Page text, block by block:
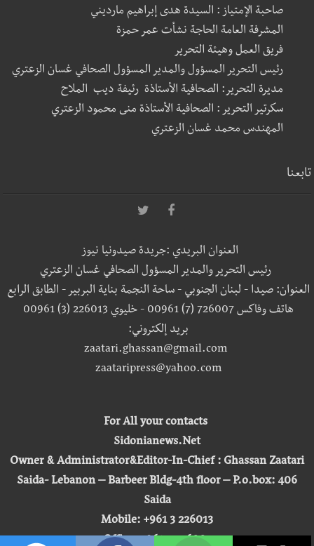
صاحبة الإمتياز : السيدة هدى إبراهيم مارديني
المشرفة العامة الحاجة نشأت عمر حمزة
فريق العمل وهيئة التحرير
رئيس التحرير المسؤول والمدير المسؤول الصحافي غسان الزعتري
مديرة التحرير: الصحافية الأستاذة رئيفة ديب الملاح
سكرتير التحرير : الصحافية الأستاذة منى محمود الزعتري
المهندس محمد غسان الزعتري
تابعنا
العنوان البريدي :جريدة صيدونيا نيوز
رئيس التحرير والمدير المسؤول الصحافي غسان الزعتري
العنوان: صيدا - لبنان الجنوبي - ساحة النجمة بناية البربير - الطابق الرابع
هاتف وفاكس 726007 (7) 00961 - خليوي 226013 (3) 00961
بريد إلكتروني:
zaatari.ghassan@gmail.com
zaataripress@yahoo.com
For All your contacts
Sidonianews.Net
Owner & Administrator&Editor-In-Chief : Ghassan Zaatari
Saida- Lebanon – Barbeer Bldg-4th floor – P.o.box: 406
Saida
Mobile: +961 3 226013
Office: +961 7 726007